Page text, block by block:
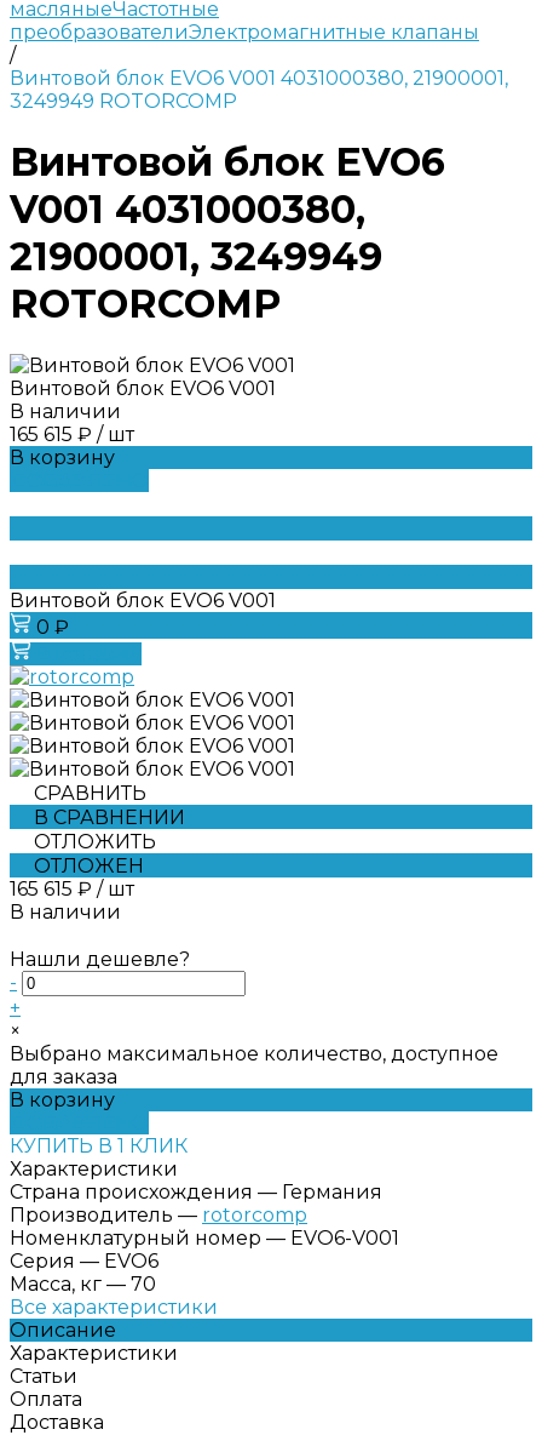
масляныеЧастотные
преобразователиЭлектромагнитные клапаны
/
Винтовой блок EVO6 V001 4031000380, 21900001,
3249949 ROTORCOMP
Винтовой блок EVO6
V001 4031000380,
21900001, 3249949
ROTORCOMP
Винтовой блок EVO6 V001
В наличии
165 615 ₽ / шт
В корзину
Винтовой блок EVO6 V001
0 ₽
СРАВНИТЬ
В СРАВНЕНИИ
ОТЛОЖИТЬ
ОТЛОЖЕН
165 615 ₽ / шт
В наличии
Нашли дешевле?
-
+
×
Выбрано максимальное количество, доступное
для заказа
В корзину
КУПИТЬ В 1 КЛИК
Характеристики
Страна происхождения — Германия
Производитель — rotorcomp
Номенклатурный номер — EVO6-V001
Серия — EVO6
Масса, кг — 70
Все характеристики
Описание
Характеристики
Статьи
Оплата
Доставка